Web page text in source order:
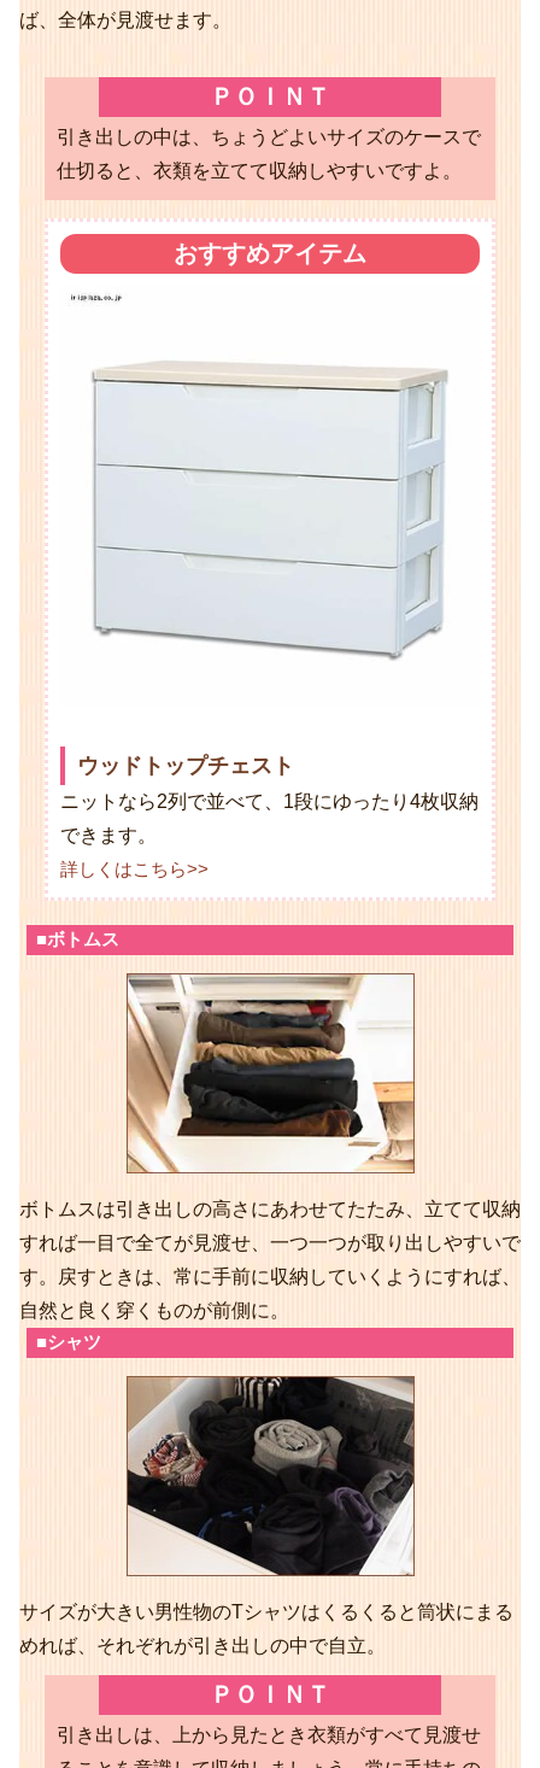
ば、全体が見渡せます。
ＰＯＩＮＴ
引き出しの中は、ちょうどよいサイズのケースで
仕切ると、衣類を立てて収納しやすいですよ。
おすすめアイテム
ウッドトップチェスト
ニットなら2列で並べて、1段にゆったり4枚収納
できます。
詳しくはこちら>>
■ボトムス
ボトムスは引き出しの高さにあわせてたたみ、立てて収納
すれば一目で全てが見渡せ、一つ一つが取り出しやすいで
す。戻すときは、常に手前に収納していくようにすれば、
自然と良く穿くものが前側に。
■シャツ
サイズが大きい男性物のTシャツはくるくると筒状にまる
めれば、それぞれが引き出しの中で自立。
ＰＯＩＮＴ
引き出しは、上から見たとき衣類がすべて見渡せ